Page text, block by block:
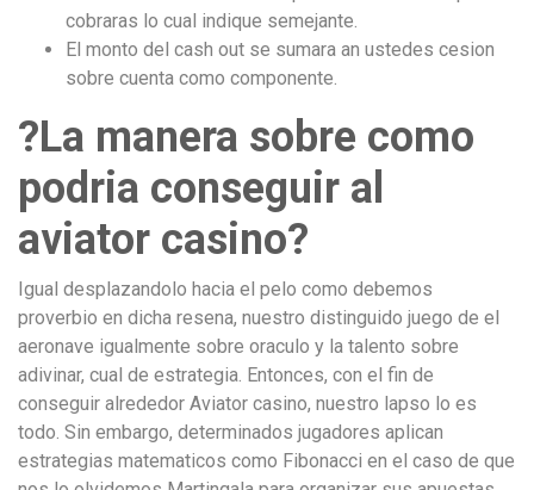
cobraras lo cual indique semejante.
El monto del cash out se sumara an ustedes cesion
sobre cuenta como componente.
?La manera sobre como
podria conseguir al
aviator casino?
Igual desplazandolo hacia el pelo como debemos
proverbio en dicha resena, nuestro distinguido juego de el
aeronave igualmente sobre oraculo y la talento sobre
adivinar, cual de estrategia. Entonces, con el fin de
conseguir alrededor Aviator casino, nuestro lapso lo es
todo. Sin embargo, determinados jugadores aplican
estrategias matematicos como Fibonacci en el caso de que